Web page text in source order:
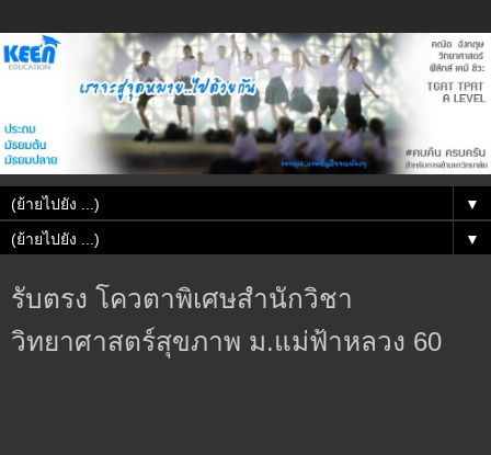
▼
▼
รับตรง โควตาพิเศษสำนักวิชา
วิทยาศาสตร์สุขภาพ ม.แม่ฟ้าหลวง 60